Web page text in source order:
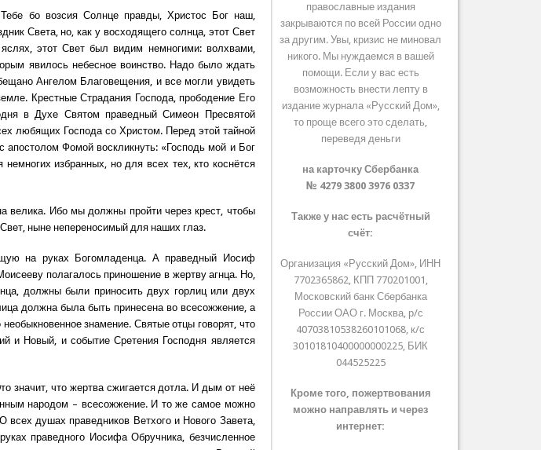
бо возсия Солнце правды, Христос Бог наш,
Света, но, как у восходящего солнца, этот Свет
этот Свет был видим немногими: волхвами,
явилось небесное воинство. Надо было ждать
Ангелом Благовещения, и все могли увидеть
Крестные Страдания Господа, прободение Его
в Духе Святом праведный Симеон Пресвятой
любящих Господа со Христом. Перед этой тайной
апостолом Фомой воскликнуть: «Господь мой и Бог
избранных, но для всех тех, кто коснётся
велика. Ибо мы должны пройти через крест, чтобы
ныне непереносимый для наших глаз.
на руках Богомладенца. А праведный Иосиф
полагалось приношение в жертву агнца. Но,
должны были приносить двух горлиц или двух
должна была быть принесена во всесожжение, а
знамение. Святые отцы говорят, что
и Новый, и событие Сретения Господня является
значит, что жертва сжигается дотла. И дым от неё
народом – всесожжение. И то же самое можно
всех душах праведников Ветхого и Нового Завета,
праведного Иосифа Обручника, безчисленное
православные издания
закрываются по всей России одно
за другим. Увы, кризис не миновал
никого. Мы нуждаемся в вашей
помощи. Если у вас есть
возможность внести лепту в
издание журнала «Русский Дом»,
то проще всего это сделать,
переведя деньги
на карточку Сбербанка
№ 4279 3800 3976 0337
Также у нас есть расчётный
счёт:
Организация «Русский Дом», ИНН
7702365862, КПП 770201001,
Московский банк Сбербанка
России ОАО г. Москва, р/с
40703810538260101068, к/с
30101810400000000225, БИК
044525225
Кроме того, пожертвования
можно направлять и через
интернет: